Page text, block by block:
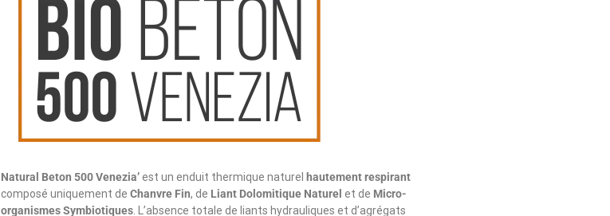
Natural Beton 500 Venezia’est un enduit thermique naturel hautement respirant
composé uniquement de Chanvre Fin, de Liant Dolomitique Naturel et de Micro-
organismes Symbiotiques . L’absence totale de liants hydrauliques et d’agrégats